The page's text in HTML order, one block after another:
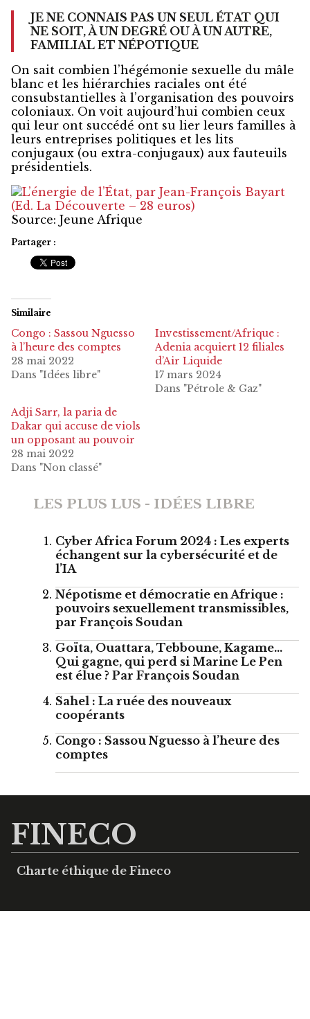
JE NE CONNAIS PAS UN SEUL ÉTAT QUI
NE SOIT, À UN DEGRÉ OU À UN AUTRE,
FAMILIAL ET NÉPOTIQUE
On sait combien l’hégémonie sexuelle du mâle
blanc et les hiérarchies raciales ont été
consubstantielles à l’organisation des pouvoirs
coloniaux. On voit aujourd’hui combien ceux
qui leur ont succédé ont su lier leurs familles à
leurs entreprises politiques et les lits
conjugaux (ou extra-conjugaux) aux fauteuils
présidentiels.
Source: Jeune Afrique
Partager :
Similaire
Congo : Sassou Nguesso
à l’heure des comptes
28 mai 2022
Dans "Idées libre"
Investissement/Afrique :
Adenia acquiert 12 filiales
d’Air Liquide
17 mars 2024
Dans "Pétrole & Gaz"
Adji Sarr, la paria de
Dakar qui accuse de viols
un opposant au pouvoir
28 mai 2022
Dans "Non classé"
LES PLUS LUS - IDÉES LIBRE
Cyber Africa Forum 2024 : Les experts
échangent sur la cybersécurité et de
l’IA
Népotisme et démocratie en Afrique :
pouvoirs sexuellement transmissibles,
par François Soudan
Goïta, Ouattara, Tebboune, Kagame…
Qui gagne, qui perd si Marine Le Pen
est élue ? Par François Soudan
Sahel : La ruée des nouveaux
coopérants
Congo : Sassou Nguesso à l’heure des
comptes
FINECO
Charte éthique de Fineco